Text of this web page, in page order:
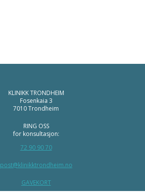
KLINIKK TRONDHEIM
Fosenkaia 3
7010 Trondheim
RING OSS
for konsultasjon:
72 90 90 70
post@klinikktrondheim.no
GAVEKORT